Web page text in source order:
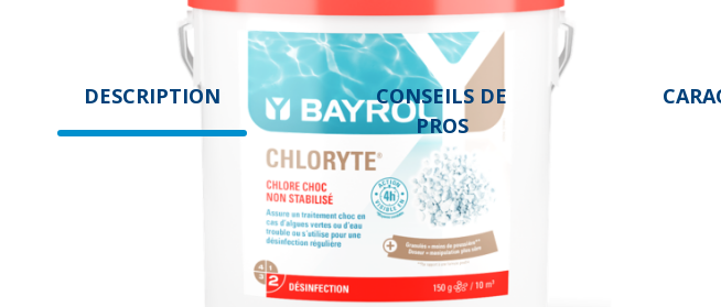
DESCRIPTION
CONSEILS DE
PROS
L'hypochlorite de calcium, souvent appeléchlore choc, est un produit chimique puissant